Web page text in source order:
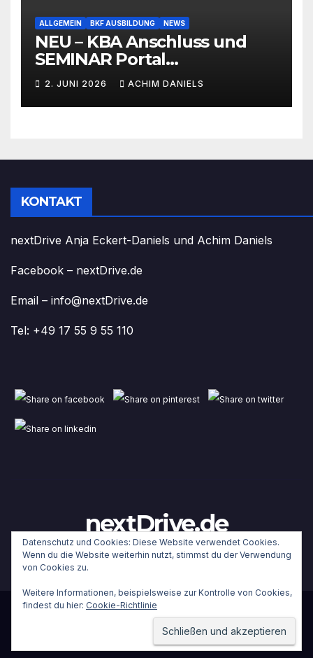
ALLGEMEIN BKF AUSBILDUNG NEWS
NEU – KBA Anschluss und
SEMINAR Portal
AKTIONSPREISE!!! Bis zu 50%
RABATT
2. JUNI 2026 ACHIM DANIELS
KONTAKT
nextDrive Anja Eckert-Daniels und Achim Daniels
Facebook – nextDrive.de
Email – info@nextDrive.de
Tel: +49 17 55 9 55 110
nextDrive.de
Stolz präsentiert von WordPress|Theme:Newsupvon
Themeansar
Datenschutz und Cookies: Diese Website verwendet Cookies.
Wenn du die Website weiterhin nutzt, stimmst du der Verwendung
von Cookies zu.
Weitere Informationen, beispielsweise zur Kontrolle von Cookies,
findest du hier: Cookie-Richtlinie